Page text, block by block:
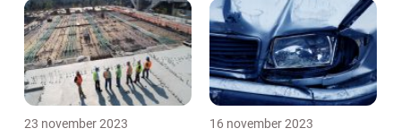
23 november 2023 16 november 2023